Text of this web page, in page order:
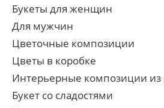
Букеты для женщин
Для мужчин
Цветочные композиции
Цветы в коробке
Интерьерные композиции из
Букет со сладостями